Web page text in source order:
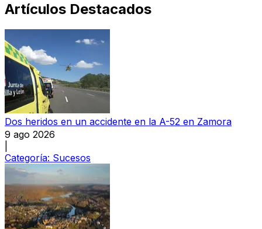
Artículos Destacados
Dos heridos en un accidente en la A-52 en Zamora
9 ago 2026
Categoría: Sucesos